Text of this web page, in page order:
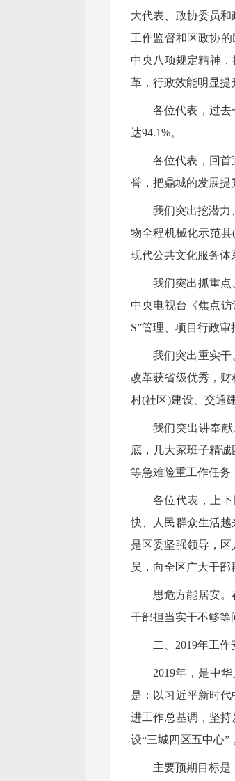
大代表、政协委员
工作监督和区政协
中央八项规定精神
革，行政效能明显提
各位代表，过
达94.1%。
各位代表，回
誉，把鼎城的发展提
我们突出挖潜力
物全程机械化示范
现代公共文化服务体
我们突出抓重点
中央电视台《焦点
S”管理、项目行政
我们突出重实
改革获省级优秀，
村(社区)建设、交通
我们突出讲奉
底，几大家班子精
等急难险重工作任务
各位代表，上
快、人民群众生活
是区委坚强领导，
员，向全区广大干
思危方能居安
干部担当实干不够等
二、2019年工作
2019年，是中
是：以习近平新时
进工作总基调，坚
设“三城四区五中心”
主要预期目标是